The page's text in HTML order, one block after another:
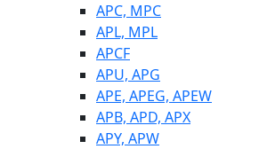
APC, MPC
APL, MPL
APCF
APU, APG
APE, APEG, APEW
APB, APD, APX
APY, APW